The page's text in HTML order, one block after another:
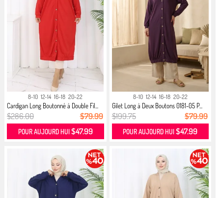
8-10 12-14 16-18 20-22
Cardigan Long Boutonné à Double Fil...
$286.00 $79.99
POUR AUJOURD HUI $47.99
8-10 12-14 16-18 20-22
Gilet Long à Deux Boutons 0181-05 P...
$199.75 $79.99
POUR AUJOURD HUI$47.99